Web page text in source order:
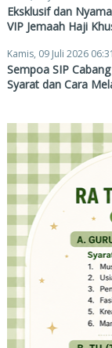
Eksklusif dan
VIP Jemaah Haji
Kamis, 09 Juli 2026
Sempoa SIP
Syarat dan Cara